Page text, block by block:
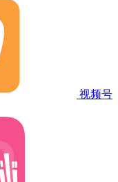
视频号